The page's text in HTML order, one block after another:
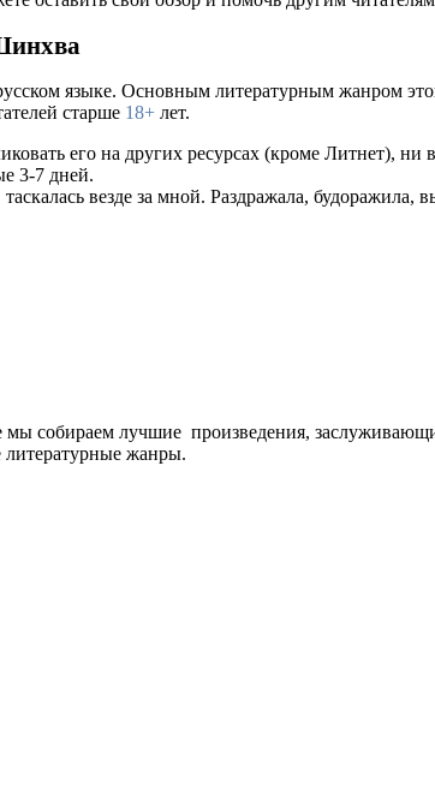
языке. Основным литературным жанром
старше 18+ лет.
его на других ресурсах (кроме Литнет), ни
3-7 дней.
везде за мной. Раздражала, будоражила,
мы собираем лучшие произведения,
литературные жанры.